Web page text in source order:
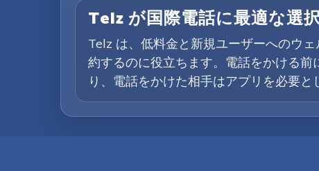
Telz が国際電話に最適な選
Telz は、低料金と新規ユーザーへのウ
約するのに役立ちます。電話をかける
り、電話をかけた相手はアプリを必要